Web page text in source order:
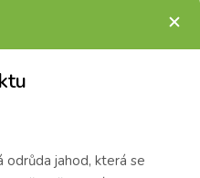
jahod, která se